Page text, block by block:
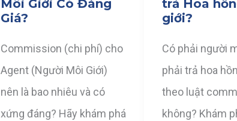
Môi Giới Có Đáng
Giá?
Commission (chi phí) cho
Agent (Người Môi Giới)
nên là bao nhiêu và có
xứng đáng? Hãy khám phá
trả Hoa
giới?
Có phải người
phải trả hoa
theo luật
không? Khám